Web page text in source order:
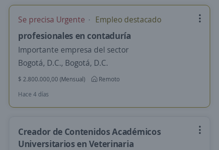
Se precisa Urgente Empleo destacado
profesionales en contaduría
Importante empresa del sector
Bogotá, D.C., Bogotá, D.C.
$ 2.800.000,00 (Mensual)
Remoto
Hace 4 días
Creador de Contenidos Académicos
Universitarios en Veterinaria